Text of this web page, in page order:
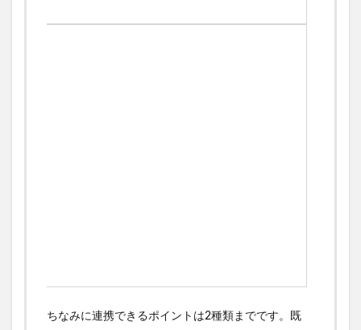
ちなみに連携できるポイントは2種類までです。既